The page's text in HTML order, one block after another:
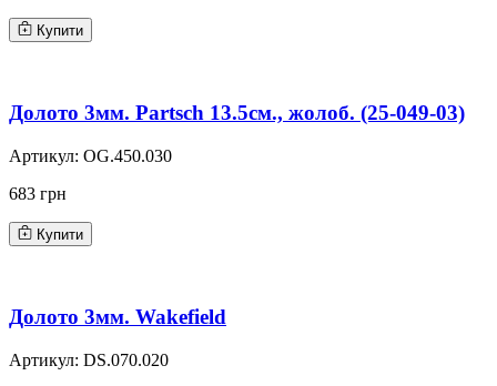
Купити
Долото 3мм. Partsch 13.5см., жолоб. (25-049-03)
Артикул: OG.450.030
683 грн
Купити
Долото 3мм. Wakefield
Артикул: DS.070.020